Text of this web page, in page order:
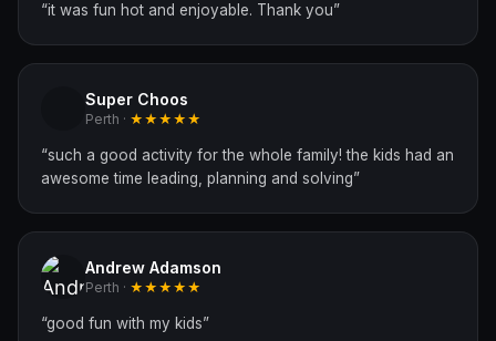
“it was fun hot and enjoyable. Thank you”
Super Choos
Perth · ★★★★★
“such a good activity for the whole family! the kids had an
awesome time leading, planning and solving”
Andrew Adamson
Perth · ★★★★★
“good fun with my kids”